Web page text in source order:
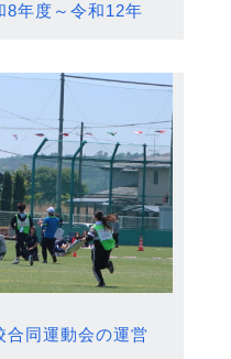
8年度～令和12年
合同運動会の運営